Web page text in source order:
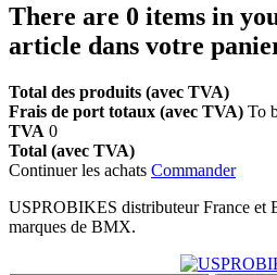
There are 0 items in
article dans votre
Total des produits (avec TVA)
Frais de port totaux (avec TVA) To
TVA 0
Total (avec TVA)
Continuer les achats Commander
USPROBIKES distributeur France et
marques de BMX.